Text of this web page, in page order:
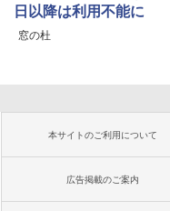
日以降は利用不能に
窓の杜
本サイトのご利用について
広告掲載のご案内